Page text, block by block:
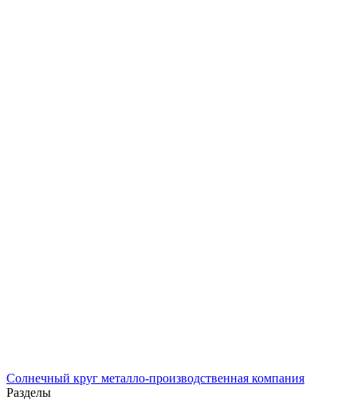
Солнечный круг металло-производственная компания
Разделы